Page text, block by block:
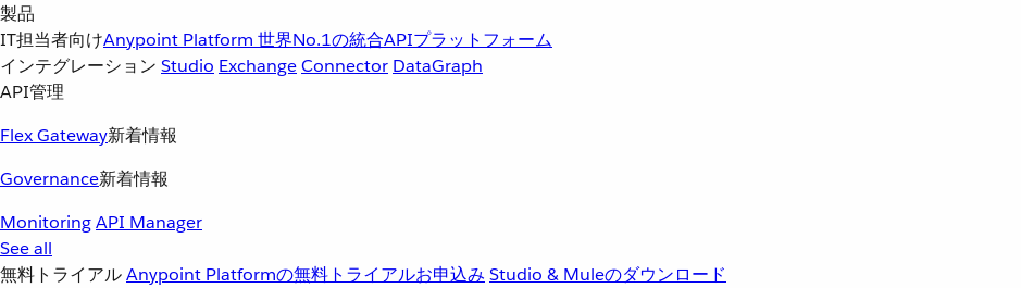
製品
IT担当者向けAnypoint Platform 世界No.1の統合APIプラットフォーム
インテグレーション Studio ExchangeConnector DataGraph
API管理
Flex Gateway新着情報
Governance新着情報
MonitoringAPI Manager
See all
無料トライアルAnypoint Platformの無料トライアルお申込み Studio & Muleのダウンロード